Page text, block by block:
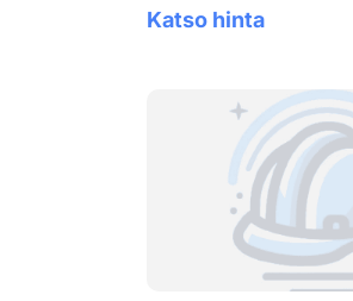
Katso hinta